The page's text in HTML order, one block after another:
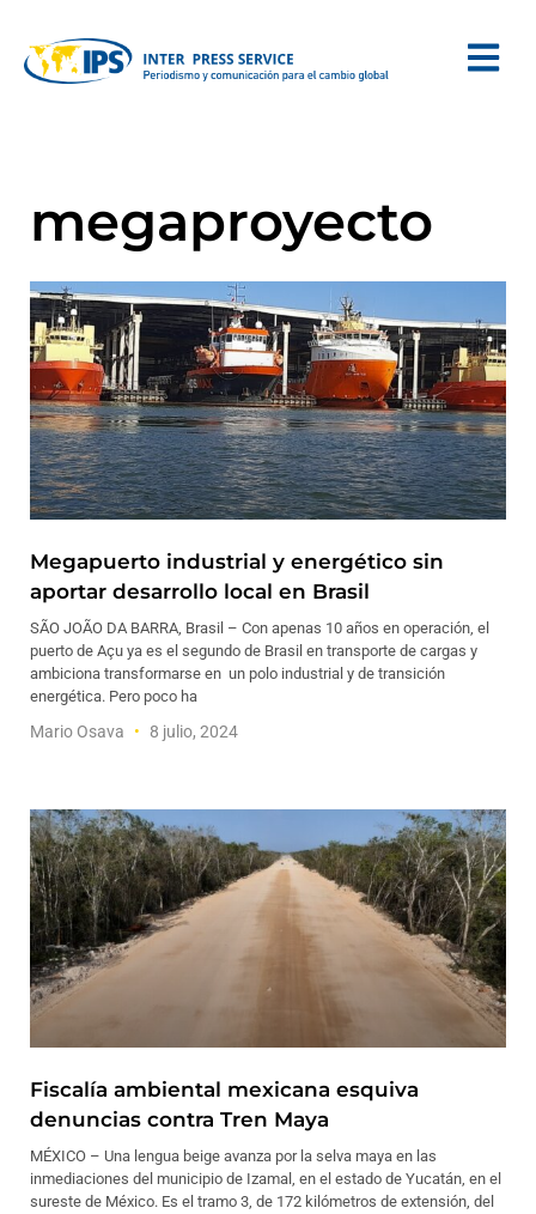
megaproyecto
Megapuerto industrial y energético sin
aportar desarrollo local en Brasil
SÃO JOÃO DA BARRA, Brasil – Con apenas 10 años en operación, el
puerto de Açu ya es el segundo de Brasil en transporte de cargas y
ambiciona transformarse en un polo industrial y de transición
energética. Pero poco ha
Mario Osava 8 julio, 2024
Fiscalía ambiental mexicana esquiva
denuncias contra Tren Maya
MÉXICO – Una lengua beige avanza por la selva maya en las
inmediaciones del municipio de Izamal, en el estado de Yucatán, en el
sureste de México. Es el tramo 3, de 172 kilómetros de extensión, del